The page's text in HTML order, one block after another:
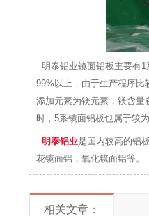
明泰铝业镜面铝板主要有
99%以上，由于生产程序比
添加元素为镁元素，镁含量
时，5系镜面铝板也属于较
明泰铝业是国内较高的铝
花镜面铝，氧化镜面铝等。
相关文章：